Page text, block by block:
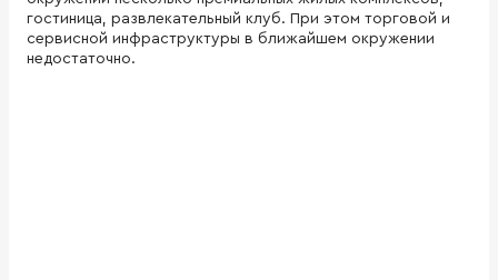
гостиница, развлекательный клуб. При этом торговой и
сервисной инфраструктуры в ближайшем окружении
недостаточно.